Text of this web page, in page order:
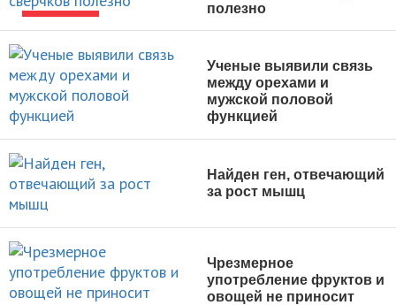
полезно
НОВОСТИ
Ученые выявили связь
между орехами и
мужской половой
функцией
НОВОСТИ
Найден ген, отвечающий
за рост мышц
Чрезмерное
употребление фруктов и
овощей не приносит